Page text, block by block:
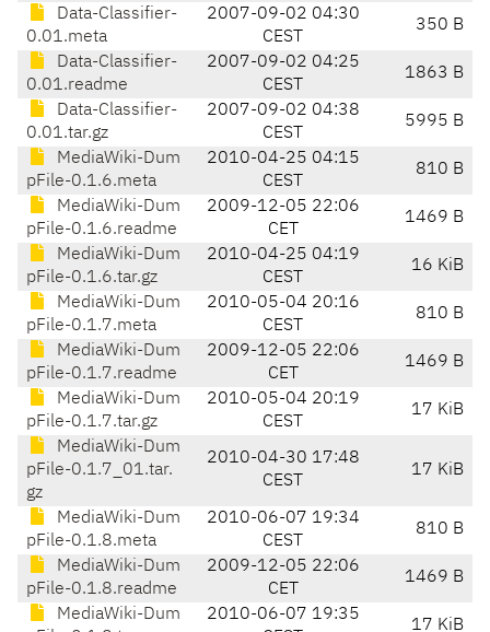
Data-Classifier-
0.01.meta
2007-09-02 04:30
CEST
350 B
Data-Classifier-
0.01.readme
2007-09-02 04:25
CEST
1863 B
Data-Classifier-
0.01.tar.gz
2007-09-02 04:38
CEST
5995 B
MediaWiki-Dum
pFile-0.1.6.meta
2010-04-25 04:15
CEST
810 B
MediaWiki-Dum
pFile-0.1.6.readme
2009-12-05 22:06
CET
1469 B
MediaWiki-Dum
pFile-0.1.6.tar.gz
2010-04-25 04:19
CEST
16 KiB
MediaWiki-Dum
pFile-0.1.7.meta
2010-05-04 20:16
CEST
810 B
MediaWiki-Dum
pFile-0.1.7.readme
2009-12-05 22:06
CET
1469 B
MediaWiki-Dum
pFile-0.1.7.tar.gz
2010-05-04 20:19
CEST
17 KiB
MediaWiki-Dum
pFile-0.1.7_01.tar.
gz
2010-04-30 17:48
CEST
17 KiB
MediaWiki-Dum
pFile-0.1.8.meta
2010-06-07 19:34
CEST
810 B
MediaWiki-Dum
pFile-0.1.8.readme
2009-12-05 22:06
CET
1469 B
MediaWiki-Dum
2010-06-07 19:35
17 KiB